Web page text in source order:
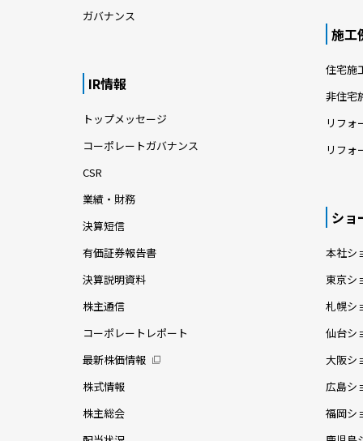
ガバナンス
IR情報
トップメッセージ
コーポレートガバナンス
CSR
業績・財務
決算短信
有価証券報告書
決算説明資料
株主通信
コーポレートレポート
最新株価情報
株式情報
株主総会
施工
住宅施
非住宅
リフォ
リフォ
ショ
本社シ
東京シ
札幌シ
仙台シ
大阪シ
広島シ
福岡シ